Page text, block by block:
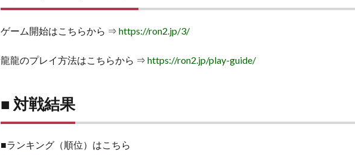
ゲーム開始はこちらから ⇒ https://ron2.jp/3/
龍龍のプレイ方法はこちらから ⇒ https://ron2.jp/play-guide/
■ 対戦結果
■ランキング（順位）はこちら